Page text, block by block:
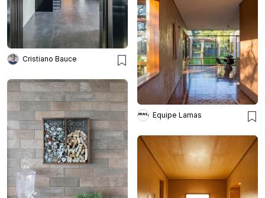
Cristiano Bauce
Equipe Lamas